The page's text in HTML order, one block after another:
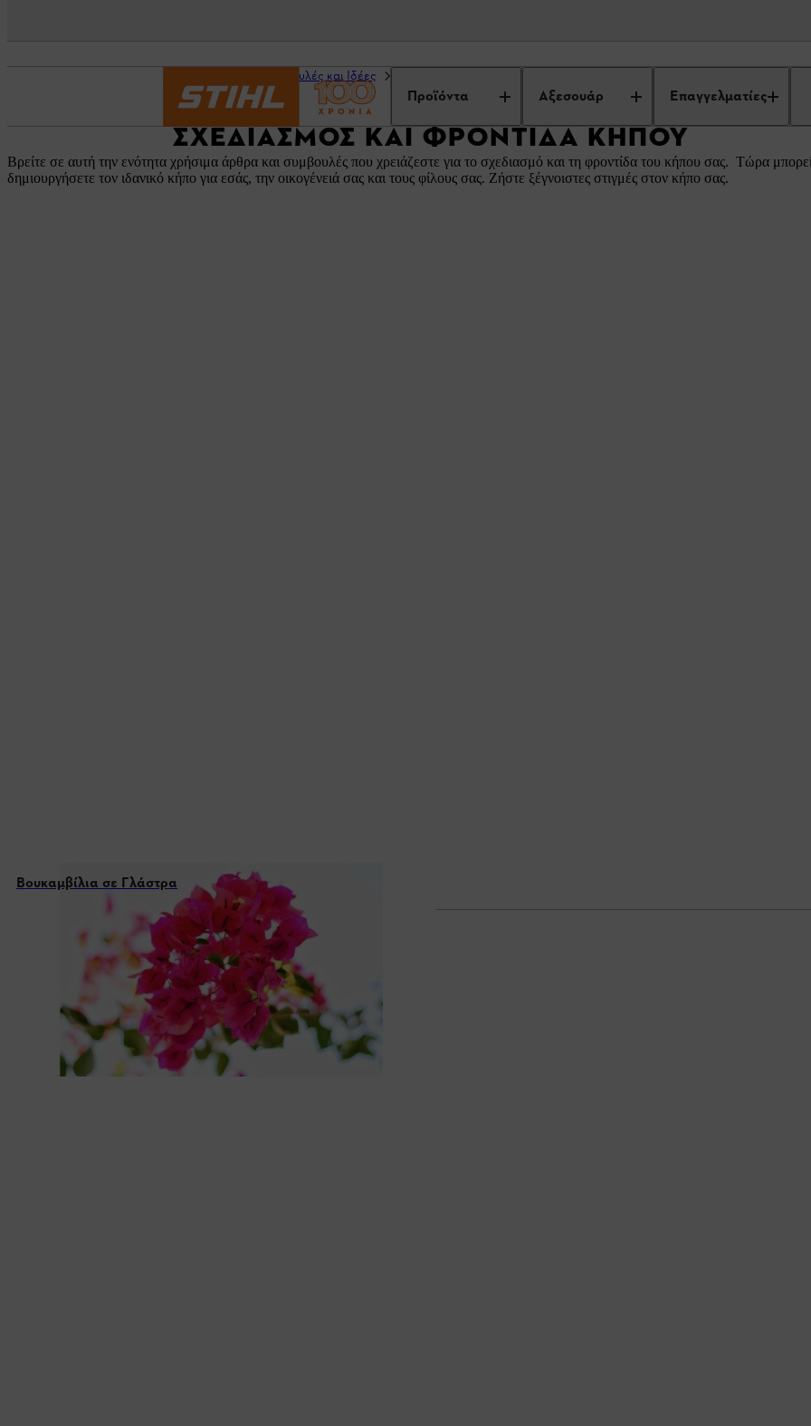
Προϊόντα Αξεσουάρ Επαγγελματίες
Συμβουλές και Ιδέες
ΣΧΕΔΙΑΣΜΌΣ ΚΑΙ ΦΡΟΝΤΊΔΑ ΚΉΠΟΥ
Βρείτε σε αυτή την ενότητα χρήσιμα άρθρα και συμβουλές που χρειάζεστε για το σχεδιασμό και τη φροντίδα του κήπου σας. Τώρα
δημιουργήσετε τον ιδανικό κήπο για εσάς, την οικογένειά σας και τους φίλους σας. Ζήστε ξέγνοιστες στιγμές στον κήπο σας.
Βουκαμβίλια σε Γλάστρα